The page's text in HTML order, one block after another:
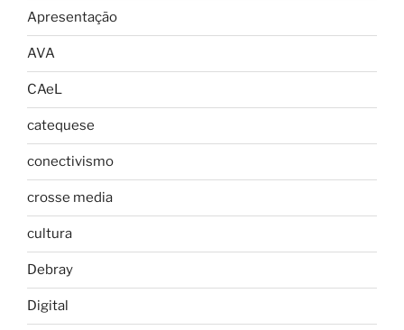
Apresentação
AVA
CAeL
catequese
conectivismo
crosse media
cultura
Debray
Digital